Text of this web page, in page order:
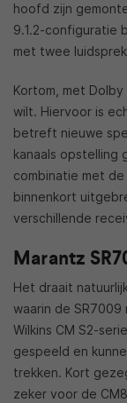
hoofd zijn
9.1.2-configuratie
met twee
Kortom, met
wilt. Hiervoor is
betreft nieuwe
kanaals opstelling
combinatie met
binnenkort
verschillende
Marantz
Het draait
waarin de SR7009
Wilkins CM S2-
gespeeld en
trekken. Kort
zeker voor de